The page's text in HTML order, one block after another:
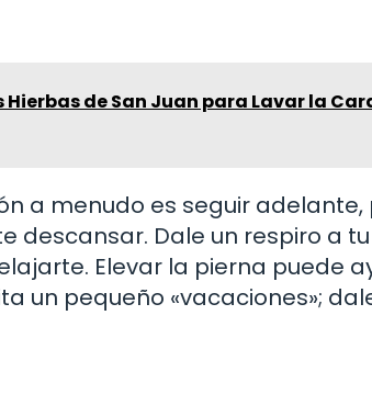
Hierbas de San Juan para Lavar la
a menudo es seguir adelante,
Dale un respiro a tu
Elevar la pierna puede
un pequeño «vacaciones»;